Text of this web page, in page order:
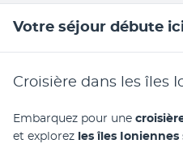
Votre séjour débute
Croisière dans les îles
Embarquez pour une
et explorez les îles Ioniennes